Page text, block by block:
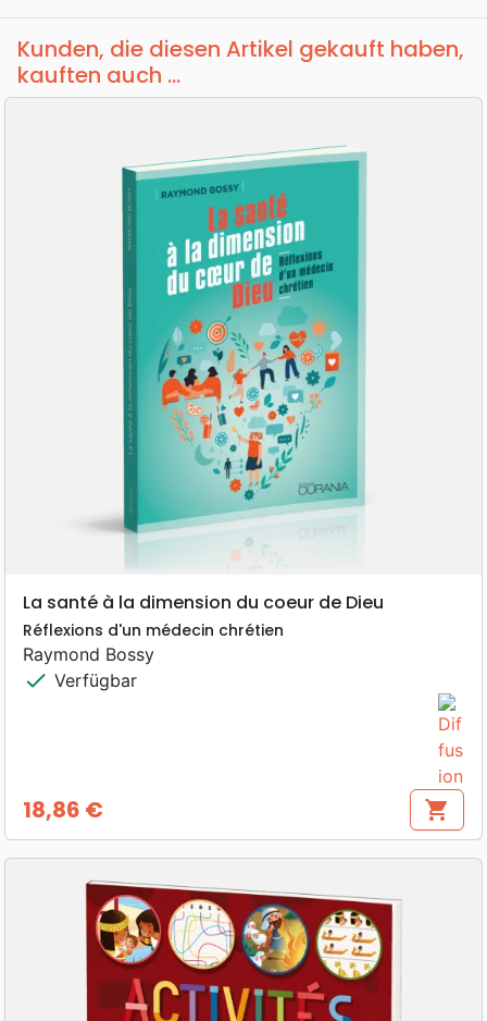
Kunden, die diesen Artikel gekauft haben,
kauften auch ...
La santé à la dimension du coeur de Dieu
Réflexions d'un médecin chrétien
Raymond Bossy
check Verfügbar
Preis
18,86 € shopping_cart